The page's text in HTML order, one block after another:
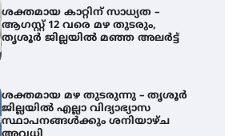
ശക്തമായ മഴ തുടരുന്നു – തൃശൂർ
ജില്ലയിൽ എല്ലാ വിദ്യാഭ്യാസ
സ്ഥാപനങ്ങൾക്കും ശനിയാഴ്ച
അവധി
എം.ജി. യൂണിവേഴ്‌സിറ്റിയിൽ നിന്ന്
ഇംഗ്ളീഷ് സാഹിത്യത്തിൽ
ഡോക്ടറേറ്റ് നേടിയ എൻ. ആര്യ